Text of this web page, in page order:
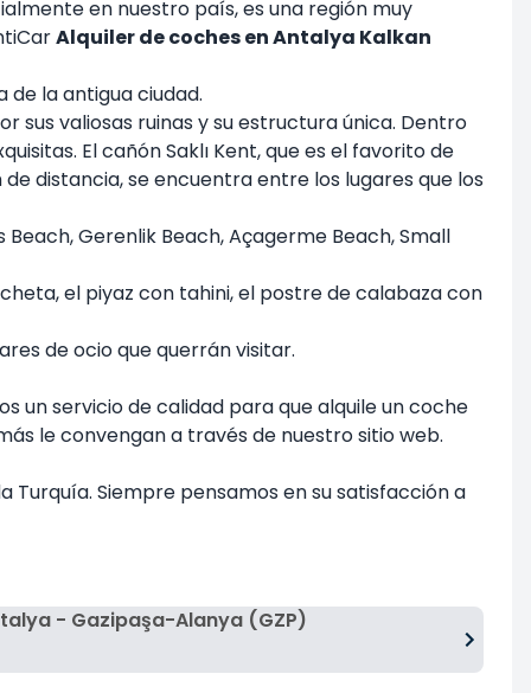
en nuestro país, es una región muy
Alquiler de coches en Antalya Kalkan
de la antigua ciudad.
sus valiosas ruinas y su estructura única. Dentro
El cañón Saklı Kent, que es el favorito de
distancia, se encuentra entre los lugares que los
Gerenlik Beach, Açagerme Beach, Small
el piyaz con tahini, el postre de calabaza con
de ocio que querrán visitar.
un servicio de calidad para que alquile un coche
le convengan a través de nuestro sitio web.
Siempre pensamos en su satisfacción a
- Gazipaşa-Alanya (GZP)